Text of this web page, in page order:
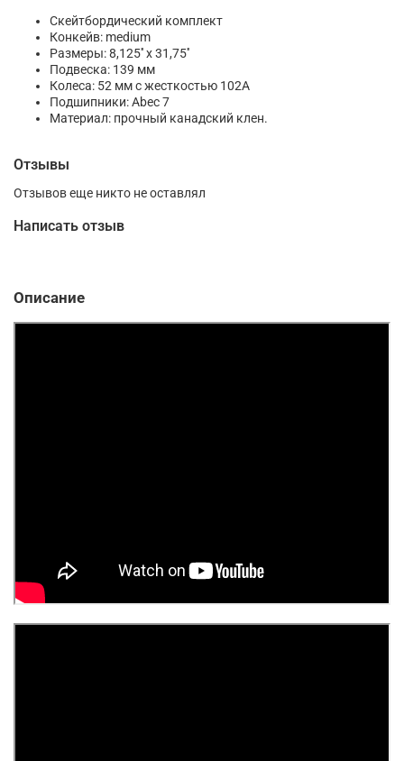
Скейтбордический комплект
Конкейв: medium
Размеры: 8,125'' x 31,75''
Подвеска: 139 мм
Колеса: 52 мм с жесткостью 102A
Подшипники: Abec 7
Материал: прочный канадский клен.
Отзывы
Отзывов еще никто не оставлял
Написать отзыв
Описание